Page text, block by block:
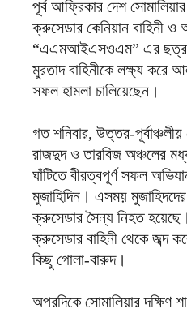
পূর্ব আফ্রিকার দেশ
ক্রুসেডার কেনিয়ান বাহিনী
“এএমআইএসওএম” এর
মুরতাদ বাহিনীকে লক্ষ্য করে
সফল হামলা চালিয়েছেন।
গত শনিবার, উত্তর-
রাজদুদ ও তারবিজ অঞ্চলের
ঘাঁটিতে বীরত্বপূর্ণ সফল
মুজাহিদিন। এসময়
ক্রুসেডার সৈন্য নিহত
ক্রুসেডার বাহিনী থেকে জব্দ
কিছু গোলা-বারুদ।
অপরদিকে সোমালিয়ার দক্ষিণ